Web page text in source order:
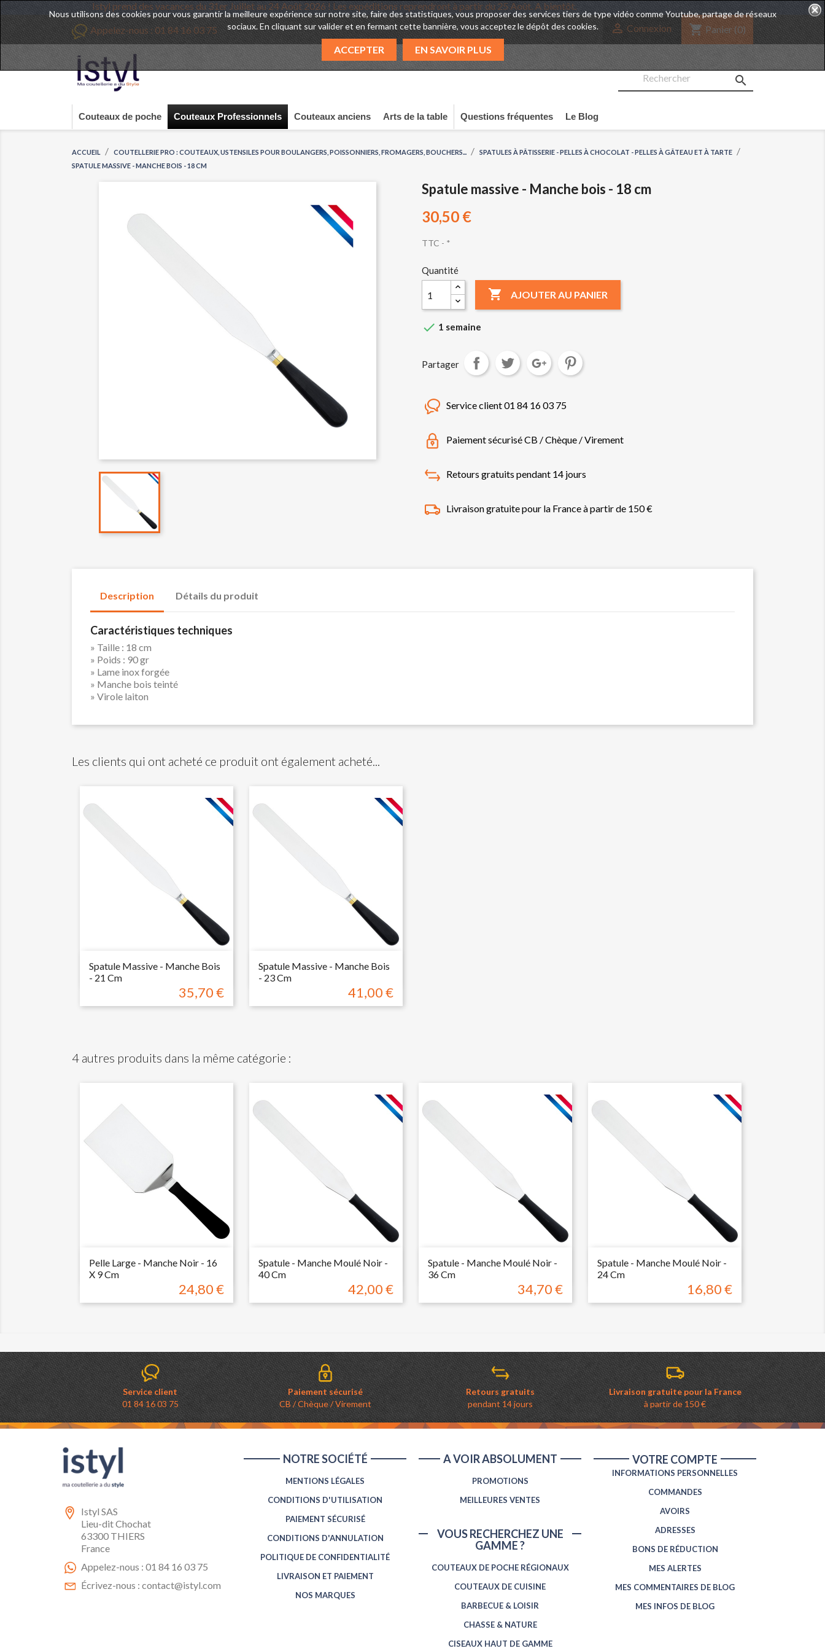
Istyl prend des vacances du 31er Juillet au 24 Août 2026 ! Les expéditions reprendront à partir du 25 Août. A bientôt.
Appelez-nous : 01 84 16 03 75  Connexion shopping_cart Panier (0)

Nous utilisons des cookies pour vous garantir la meilleure expérience sur notre site, faire des statistiques, vous proposer des services tiers de type vidéo comme Youtube, partage de réseaux
sociaux. En cliquant sur valider et en fermant cette bannière, vous acceptez le dépôt des cookies.
ACCEPTER EN SAVOIR PLUS
Couteaux de poche Couteaux Professionnels Couteaux anciens Arts de la table Questions fréquentes Le Blog
ACCUEIL COUTELLERIE PRO : COUTEAUX, USTENSILES POUR BOULANGERS, POISSONNIERS, FROMAGERS, BOUCHERS...
SPATULES À PÂTISSERIE - PELLES À CHOCOLAT - PELLES À GÂTEAU ET À TARTE
SPATULE MASSIVE - MANCHE BOIS - 18 CM
Spatule massive - Manche bois - 18 cm
30,50 €
TTC *
Quantité
 AJOUTER AU PANIER
 1 semaine
Partager
Service client 01 84 16 03 75
Paiement sécurisé CB / Chèque / Virement
Retours gratuits pendant 14 jours
Livraison gratuite pour la France à partir de 150 €
Description Détails du produit
Caractéristiques techniques
» Taille : 18 cm
» Poids : 90 gr
» Lame inox forgée
» Manche bois teinté
» Virole laiton
Les clients qui ont acheté ce produit ont également acheté...
Spatule Massive - Manche Bois
- 21 Cm
Prix
35,70 €
Aperçu rapide
Spatule Massive - Manche Bois
- 23 Cm
Prix
41,00 €
Aperçu rapide
4 autres produits dans la même catégorie :
Pelle Large - Manche Noir - 16
X 9 Cm
Prix
24,80 €
Aperçu rapide
Spatule - Manche Moulé Noir -
40 Cm
Prix
42,00 €
Aperçu rapide
Spatule - Manche Moulé Noir -
36 Cm
Prix
34,70 €
Aperçu rapide
Spatule - Manche Moulé Noir -
24 Cm
Prix
16,80 €
Aperçu rapide
Service client
01 84 16 03 75
Paiement sécurisé
CB / Chèque / Virement
Retours gratuits
pendant 14 jours
Livraison gratuite pour la France
à partir de 150 €
Istyl SAS
Lieu-dit Chochat
63300 THIERS
France
Appelez-nous : 01 84 16 03 75
Écrivez-nous : contact@istyl.com
NOTRE SOCIÉTÉ
MENTIONS LÉGALES
CONDITIONS D'UTILISATION
PAIEMENT SÉCURISÉ
CONDITIONS D'ANNULATION
POLITIQUE DE CONFIDENTIALITÉ
LIVRAISON ET PAIEMENT
NOS MARQUES
A VOIR ABSOLUMENT
PROMOTIONS
MEILLEURES VENTES
VOUS RECHERCHEZ UNE
GAMME ?
COUTEAUX DE POCHE RÉGIONAUX
COUTEAUX DE CUISINE
BARBECUE & LOISIR
CHASSE & NATURE
CISEAUX HAUT DE GAMME
VOTRE COMPTE
INFORMATIONS PERSONNELLES
COMMANDES
AVOIRS
ADRESSES
BONS DE RÉDUCTION
MES ALERTES
MES COMMENTAIRES DE BLOG
MES INFOS DE BLOG